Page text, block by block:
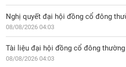
Nghị quyết đại hội đồng cổ đông
08/08/2026 04:03
Tài liệu đại hội đồng cổ đông
08/08/2026 04:03